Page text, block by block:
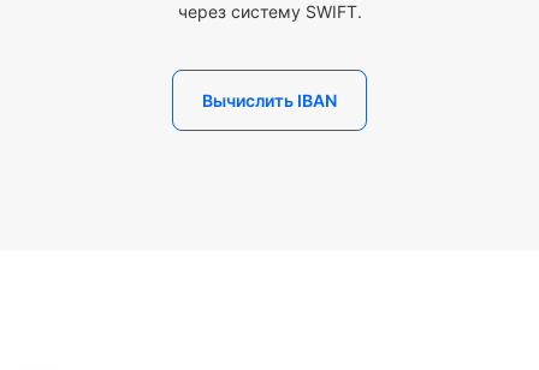
через систему SWIFT.
Вычислить IBAN